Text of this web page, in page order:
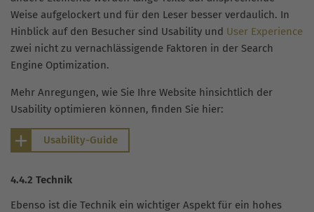
Weise aufgelockert und für den Leser besser verdaulich. In
Hinblick auf den Besucher sind Usability und User Experience
zwei nicht zu vernachlässigende Faktoren in der Search
Engine Optimization.
Mehr Anregungen, wie Sie Ihre Website hinsichtlich der
Usability optimieren können, finden Sie hier:
Usability-Guide
4.4.2 Technik
Ebenso ist die Technik ein wichtiger Aspekt für ein hohes